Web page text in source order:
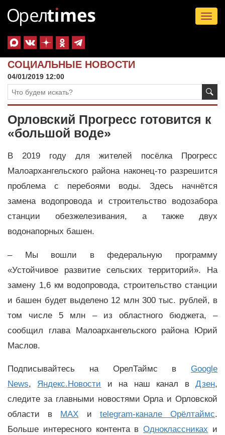
СОЦИАЛЬНЫЕ НОВОСТИ
04/01/2019 12:00
Орловский Прогресс готовится к
«большой воде»
В 2019 году для жителей посёлка Прогресс
Малоархангельского района наконец-то разрешится
проблема с перебоями воды. Здесь начнётся
замена водопровода и строительство водозабора
станции обезжелезивания, а также двух
водонапорных башен.
– Мы вошли в федеральную программу
«Устойчивое развитие сельских территорий». На
замену 1,6 км водопровода, строительство станции
и башен будет выделено 12 млн 300 тыс. рублей, в
том числе 5 млн – из областного бюджета, –
сообщил глава Малоархангельского района Юрий
Маслов.
Подписывайтесь на ОрелТаймс в Google
News, Яндекс.Новости и на наш канал вДзен,
следите за главными новостями Орла и Орловской
области в MAX и telegram-канале Орёлтаймс.
Больше интересного контента вОдноклассниках и